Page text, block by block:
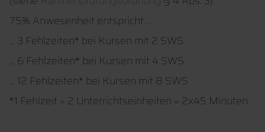
75% Anwesenheit entspricht …
… 3 Fehlzeiten* bei Kursen mit 2 SWS
… 6 Fehlzeiten* bei Kursen mit 4 SWS
... 12 Fehlzeiten* bei Kursen mit 8 SWS
*1 Fehlzeit = 2 Unterrichtseinheiten = 2x45 Minuten